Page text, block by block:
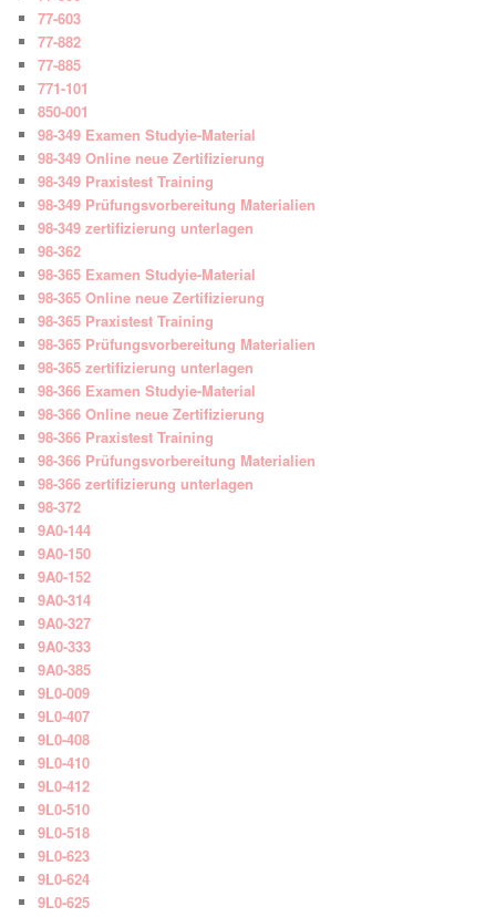
77-603
77-882
77-885
771-101
850-001
98-349 Examen Studyie-Material
98-349 Online neue Zertifizierung
98-349 Praxistest Training
98-349 Prüfungsvorbereitung Materialien
98-349 zertifizierung unterlagen
98-362
98-365 Examen Studyie-Material
98-365 Online neue Zertifizierung
98-365 Praxistest Training
98-365 Prüfungsvorbereitung Materialien
98-365 zertifizierung unterlagen
98-366 Examen Studyie-Material
98-366 Online neue Zertifizierung
98-366 Praxistest Training
98-366 Prüfungsvorbereitung Materialien
98-366 zertifizierung unterlagen
98-372
9A0-144
9A0-150
9A0-152
9A0-314
9A0-327
9A0-333
9A0-385
9L0-009
9L0-407
9L0-408
9L0-410
9L0-412
9L0-510
9L0-518
9L0-623
9L0-624
9L0-625